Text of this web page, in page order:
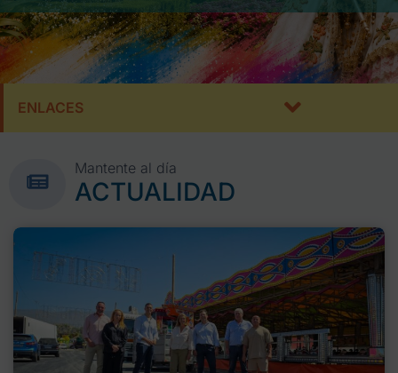
ENLACES
Mantente al día
ACTUALIDAD